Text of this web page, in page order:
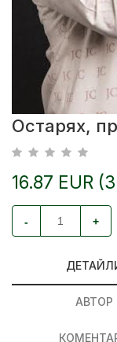
Остарях,
16.87 EUR
- +
АВТОР